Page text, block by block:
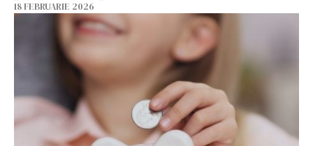
18 FEBRUARIE 2026